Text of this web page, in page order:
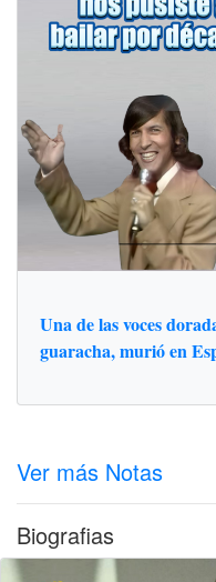
Una de las voces
guaracha, murió en
Ver más Notas
Biografias